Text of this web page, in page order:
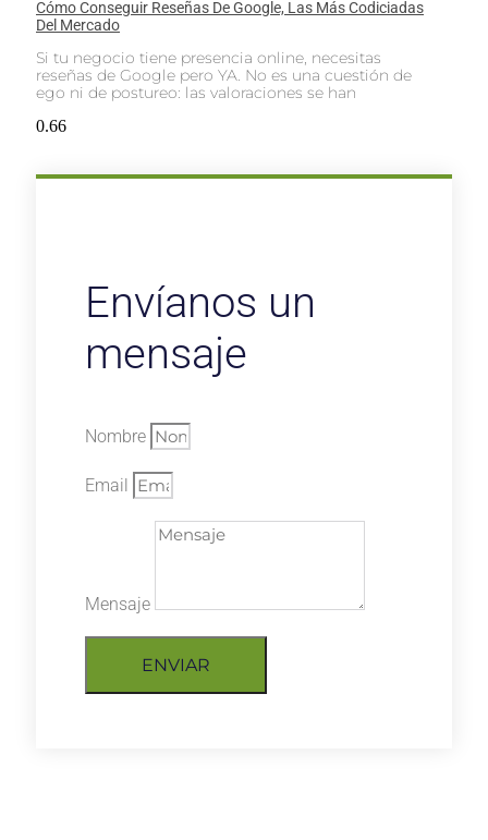
Cómo Conseguir Reseñas De Google, Las Más Codiciadas
Del Mercado
Si tu negocio tiene presencia online, necesitas
reseñas de Google pero YA. No es una cuestión de
ego ni de postureo: las valoraciones se han
Envíanos un
mensaje
Nombre
Email
Mensaje
ENVIAR